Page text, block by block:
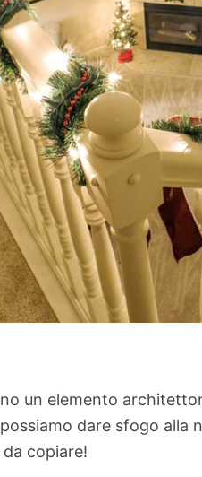
un elemento
dare sfogo alla
copiare!